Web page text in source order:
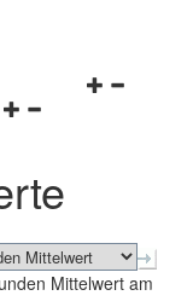
Navigationsmenü
schließen
Mittelwert am